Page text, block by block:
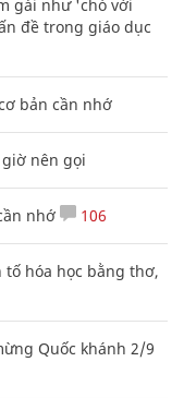
gái như 'chó với
đề trong giáo dục
bản cần nhớ
nên gọi
nhớ 106
tố hóa học bằng thơ,
Quốc khánh 2/9